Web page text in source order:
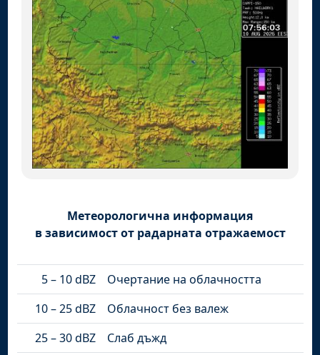
Метеорологична информация
в зависимост от радарната отражаемост
5 – 10 dBZ
Очертание на облачността
10 – 25 dBZ
Облачност без валеж
25 – 30 dBZ
Слаб дъжд